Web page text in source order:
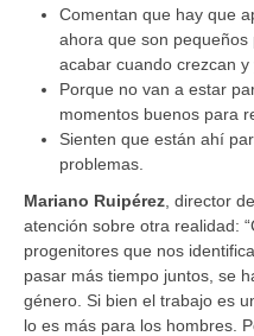
Comentan que hay que
ahora que son
acabar cuando crezcan
Porque no van a estar
momentos buenos para
Sienten que están ahí
problemas.
Mariano Ruipérez , director
atención sobre otra realidad:
progenitores que nos
pasar más tiempo juntos, se
género. Si bien el trabajo es
lo es más para los hombres.